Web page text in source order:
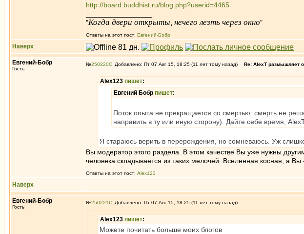
http://board.buddhist.ru/blog.php?userid=4465
"Когда двери открыты, нечего лезть через окно"
Ответы на этот пост: Евгений-Бобр
Наверх
Евгений-Бобр
Гость
№250220 Добавлено: Пт 07 Авг 15, 18:25 (11 лет тому назад) Re: AlexT размышляет
Alex123 пишет:
Евгений Бобр пишет:
Поток опыта не прекращается со смертью: смерть не
направить в ту или иную сторону). Дайте себе время,
Я стараюсь верить в перерождения, но сомневаюсь. Уж
Вы модератор этого раздела. В этом качестве Вы уже нужны
человека складывается из таких мелочей. Вселенная косная, а
Ответы на этот пост: Alex123
Наверх
Евгений-Бобр
Гость
№250221 Добавлено: Пт 07 Авг 15, 18:25 (11 лет тому назад)
Alex123 пишет:
Можете почитать больше моих блогов